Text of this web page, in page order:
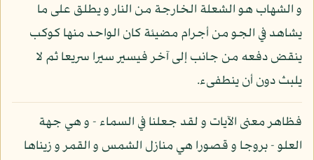
و الشهاب هو الشعلة الخارجة من النار و يطلق على ما
يشاهد في الجو من أجرام مضيئة كان الواحد منها كوكب
ينقض دفعه من جانب إلى آخر فيسير سيرا سريعا ثم لا
يلبث دون أن ينطفىء.
فظاهر معنى الآيات و لقد جعلنا في السماء - و هي جهة
العلو - بروجا و قصورا هي منازل الشمس و القمر و زيناها